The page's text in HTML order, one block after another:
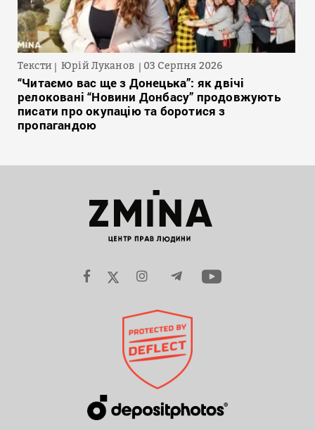
Тексти Юрій Луканов 03 Серпня 2026
“Читаємо вас ще з Донецька”: як двічі
релоковані “Новини Донбасу” продовжують
писати про окупацію та боротися з
пропагандою